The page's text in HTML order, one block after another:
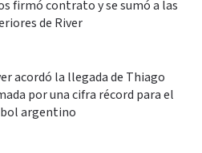
firmó contrato y se sumó a las
de River
acordó la llegada de Thiago
por una cifra récord para el
argentino